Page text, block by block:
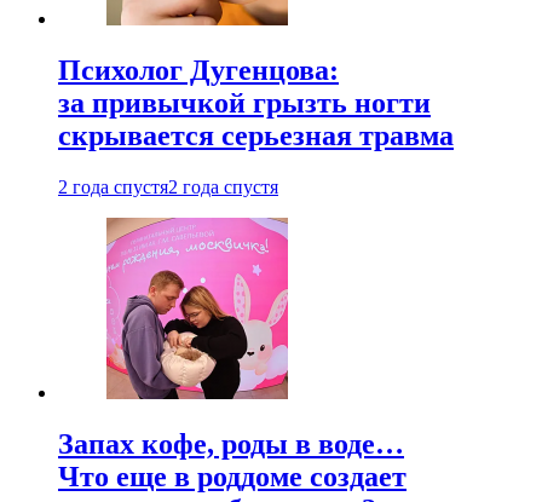
Психолог Дугенцова:
за привычкой грызть ногти
скрывается серьезная травма
2 года спустя2 года спустя
Запах кофе, роды в воде…
Что еще в роддоме создает